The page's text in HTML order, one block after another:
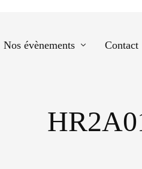
Nos évènements Contact